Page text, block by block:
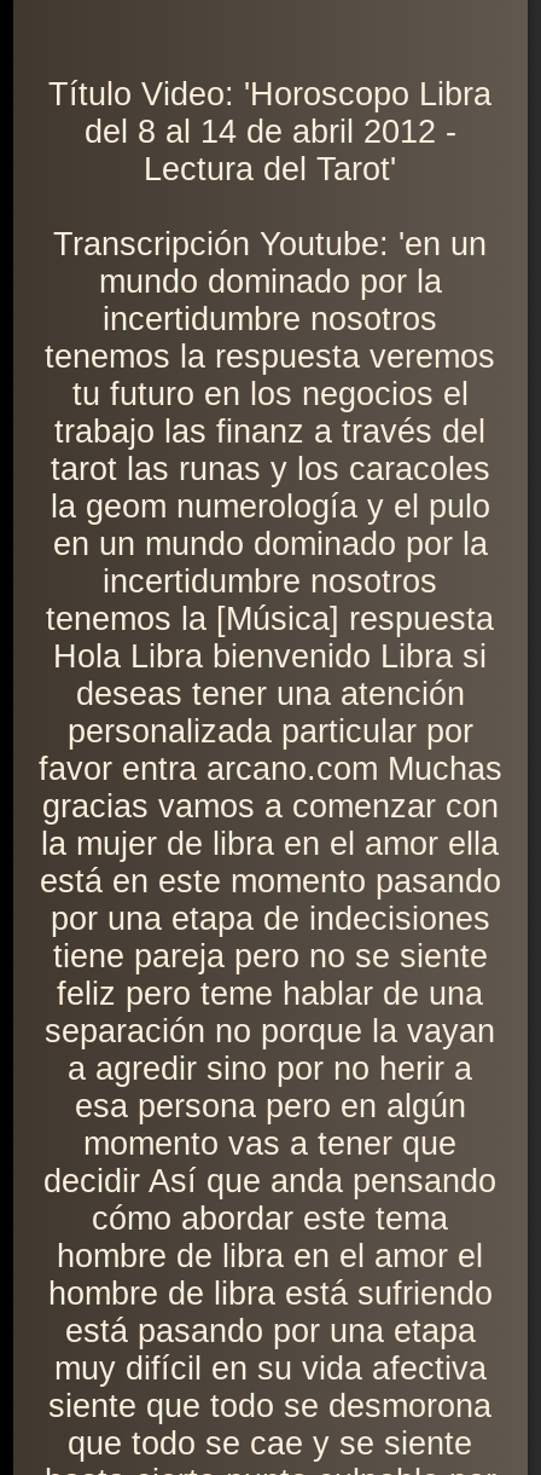
Título Video: 'Horoscopo Libra
del 8 al 14 de abril 2012 -
Lectura del Tarot'
Transcripción Youtube: 'en un
mundo dominado por la
incertidumbre nosotros
tenemos la respuesta veremos
tu futuro en los negocios el
trabajo las finanz a través del
tarot las runas y los caracoles
la geom numerología y el pulo
en un mundo dominado por la
incertidumbre nosotros
tenemos la [Música] respuesta
Hola Libra bienvenido Libra si
deseas tener una atención
personalizada particular por
favor entra arcano.com Muchas
gracias vamos a comenzar con
la mujer de libra en el amor ella
está en este momento pasando
por una etapa de indecisiones
tiene pareja pero no se siente
feliz pero teme hablar de una
separación no porque la vayan
a agredir sino por no herir a
esa persona pero en algún
momento vas a tener que
decidir Así que anda pensando
cómo abordar este tema
hombre de libra en el amor el
hombre de libra está sufriendo
está pasando por una etapa
muy difícil en su vida afectiva
siente que todo se desmorona
que todo se cae y se siente